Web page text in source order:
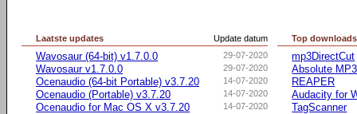
Update datum
Laatste updates
29-07-2020
Wavosaur (64-bit) v1.7.0.0
29-07-2020
Wavosaur v1.7.0.0
14-07-2020
Ocenaudio (64-bit Portable) v3.7.20
14-07-2020
Ocenaudio (Portable) v3.7.20
14-07-2020
Ocenaudio for Mac OS X v3.7.20
Top downloads
mp3DirectCut
Absolute
REAPER
Audacity for
TagScanner